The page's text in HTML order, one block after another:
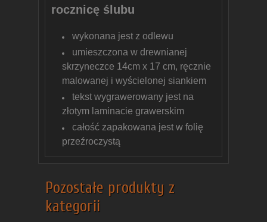
rocznicę ślubu
wykonana jest z odlewu
umieszczona w drewnianej
skrzyneczce 14cm x 17 cm, ręcznie
malowanej i wyścielonej siankiem
tekst wygrawerowany jest na
złotym laminacie grawerskim
całość zapakowana jest w folię
przeźroczystą
Pozostałe produkty z
kategorii